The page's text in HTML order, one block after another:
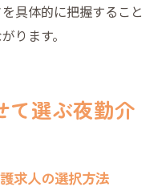
具体的に把握すること
ります。
て選ぶ夜勤介
求人の選択方法